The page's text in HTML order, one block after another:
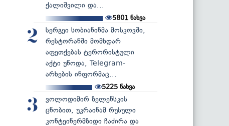
ქალიშვილი და...
5801 ნახვა
2
სერგეი სობიანინმა მოსკოვში,
რესტორანში მომხდარ
აფეთქებას ტერორისტული
აქტი უწოდა, Telegram-
არხების ინფორმაც...
5225 ნახვა
3
ვოლოდიმირ ზელენსკის
ცნობით, უკრაინამ რუსული
კონტეინერმზიდი ჩაძირა და